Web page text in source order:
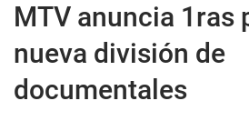
MTV anuncia 1ras
nueva división de
documentales